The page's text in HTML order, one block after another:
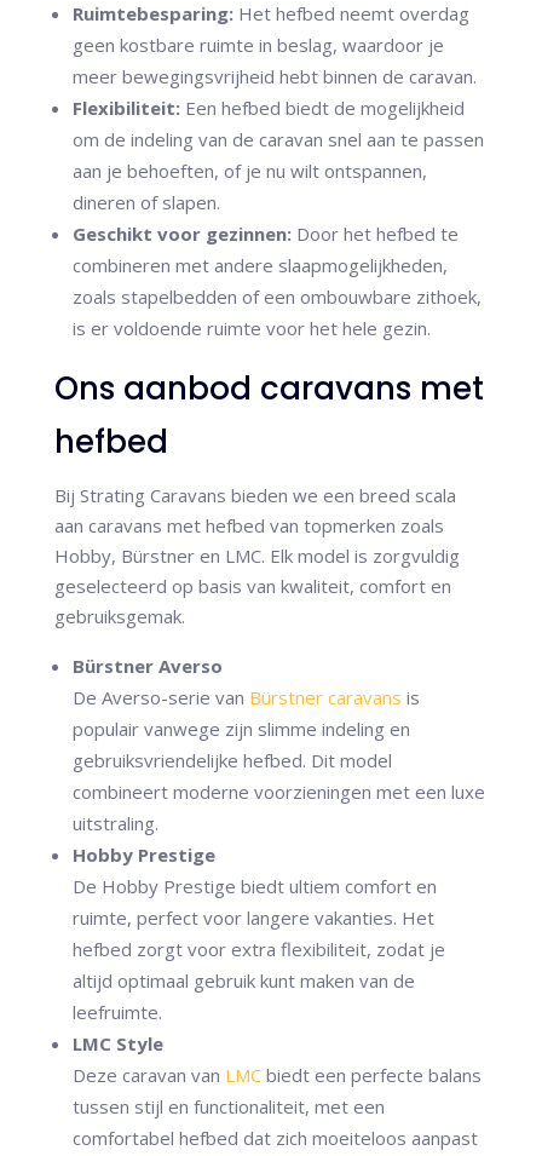
Ruimtebesparing:Het hefbed neemt overdag
geen kostbare ruimte in beslag, waardoor je
meer bewegingsvrijheid hebt binnen de caravan.
Flexibiliteit:Een hefbed biedt de mogelijkheid
om de indeling van de caravan snel aan te passen
aan je behoeften, of je nu wilt ontspannen,
dineren of slapen.
Geschikt voor gezinnen:Door het hefbed te
combineren met andere slaapmogelijkheden,
zoals stapelbedden of een ombouwbare zithoek,
is er voldoende ruimte voor het hele gezin.
​​Ons aanbod caravans met
hefbed
Bij Strating Caravans bieden we een breed scala
aan caravans met hefbed van topmerken zoals
Hobby, Bürstner en LMC. Elk model is zorgvuldig
geselecteerd op basis van kwaliteit, comfort en
gebruiksgemak.
Bürstner Averso
De Averso-serie van Bürstner caravans is
populair vanwege zijn slimme indeling en
gebruiksvriendelijke hefbed. Dit model
combineert moderne voorzieningen met een luxe
uitstraling​.
Hobby Prestige
De Hobby Prestige biedt ultiem comfort en
ruimte, perfect voor langere vakanties. Het
hefbed zorgt voor extra flexibiliteit, zodat je
altijd optimaal gebruik kunt maken van de
leefruimte​.
LMC Style
Deze caravan van LMCbiedt een perfecte balans
tussen stijl en functionaliteit, met een
comfortabel hefbed dat zich moeiteloos aanpast